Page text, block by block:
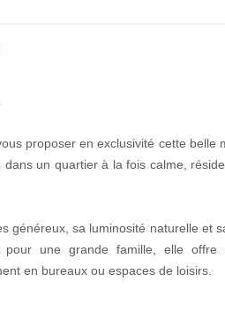
proposer en exclusivité cette belle
un quartier à la fois calme,
généreux, sa luminosité naturelle et
pour une grande famille, elle offre
en bureaux ou espaces de loisirs.